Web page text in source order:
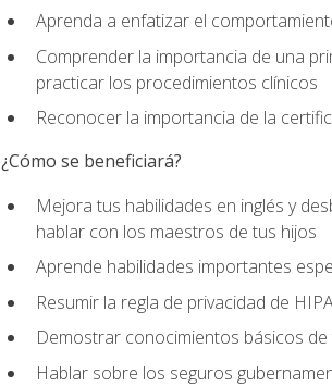
Aprenda a enfatizar el
Comprender la importancia de una
practicar los procedimientos clínicos
Reconocer la importancia de la
¿Cómo se beneficiará?
Mejora tus habilidades en inglés y
hablar con los maestros de tus hijos
Aprende habilidades importantes
Resumir la regla de privacidad de
Demostrar conocimientos básicos
Hablar sobre los seguros